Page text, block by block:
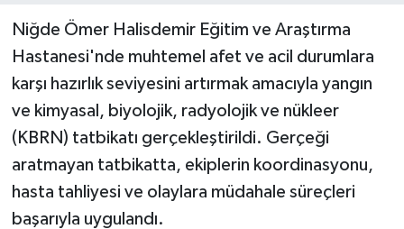
Niğde Ömer Halisdemir Eğitim ve Araştırma
Hastanesi'nde muhtemel afet ve acil durumlara
karşı hazırlık seviyesini artırmak amacıyla yangın
ve kimyasal, biyolojik, radyolojik ve nükleer
(KBRN) tatbikatı gerçekleştirildi. Gerçeği
aratmayan tatbikatta, ekiplerin koordinasyonu,
hasta tahliyesi ve olaylara müdahale süreçleri
başarıyla uygulandı.